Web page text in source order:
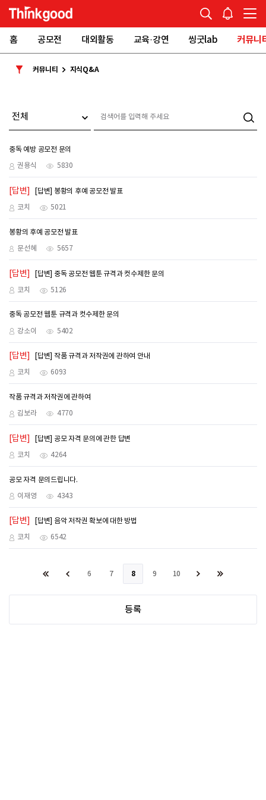
홈 공모전 대외활동 교육·강연 씽굿lab 커뮤니
커뮤니티 지식Q&A
중독 예방 공모전 문의
권용식 5830
[답변] [답변] 봉황의 후예 공모전 발표
코치 5021
봉황의 후예 공모전 발표
문선혜 5657
[답변] [답변] 중독 공모전 웹툰 규격과 컷수제한 문의
코치 5126
중독 공모전 웹툰 규격과 컷수제한 문의
강소이 5402
[답변] [답변] 작품 규격과 저작권에 관하여 안내
코치 6093
작품 규격과 저작권에 관하여
김보라 4770
[답변] [답변] 공모 자격 문의에 관한 답변
코치 4264
공모 자격 문의드립니다.
이재영 4343
[답변] [답변] 음악 저작권 확보에 대한 방법
코치 6542
6 7 8 9 10
등록